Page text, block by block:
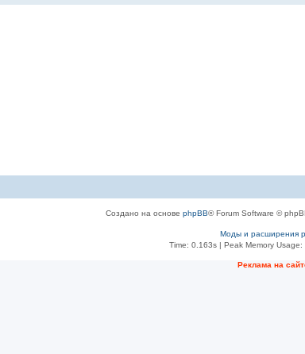
Создано на основе phpBB® Forum Software ©
Моды и расширения
Time: 0.163s| Peak Memory
Рeклама на